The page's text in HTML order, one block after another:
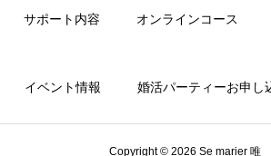
サポート内容 オンラインコース
イベント情報 婚活パーティーお申し
Copyright © 2026 Se marier 唯